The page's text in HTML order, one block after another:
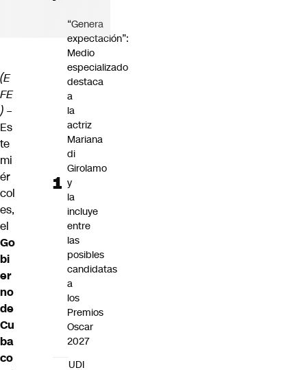
(E
FE
) –
Es
te
mi
ér
col
es,
el
Go
bi
er
no
de
Cu
ba
co
“Genera
expectación”:
Medio
especializado
destaca
a
la
actriz
Mariana
di
Girolamo
y
la
incluye
entre
las
posibles
candidatas
a
los
Premios
Oscar
2027
UDI